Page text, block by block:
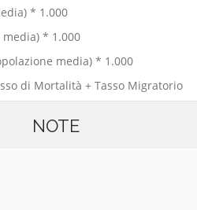
* 1.000
* 1.000
media) * 1.000
di Mortalità + Tasso Migratorio
NOTE